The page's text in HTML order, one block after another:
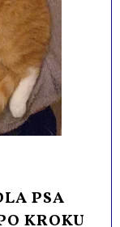
PSA
KROKU